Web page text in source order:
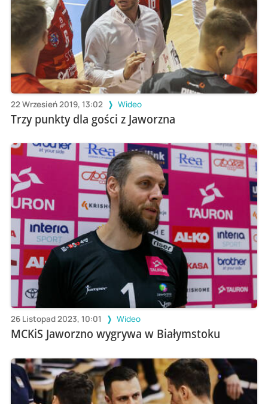
22 Wrzesień 2019, 13:02 Wideo
Trzy punkty dla gości z Jaworzna
26 Listopad 2023, 10:01 Wideo
MCKiS Jaworzno wygrywa w Białymstoku